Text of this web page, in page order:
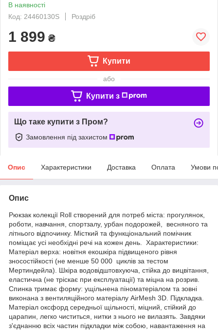
В наявності
Код: 24460130S
Роздріб
1 899 ₴
Купити
або
Купити з
Що таке купити з Пром?
Замовлення під захистом
Опис Характеристики Доставка Оплата Умови
Опис
Рюкзак колекції Roll створений для потреб міста: прогулянок,
роботи, навчання, спортзалу, урбан подорожей, весняного та
літнього відпочинку. Місткий та функціональний помічник
поміщає усі необхідні речі на кожен день. Характеристики:
Матеріал верха: новітня екошкіра підвищеного рівня
зносостійкості (не менше 50 000 циклів за тестом
Мертиндейла). Шкіра водовідштовхуюча, стійка до вицвітання,
еластична (не тріскає при експлуатації) та міцна на розрив.
Спинка тримає форму: ущільнена піноматеріалом та зовні
виконана з вентиляційного матеріалу AirMesh 3D. Підкладка.
Матеріал оксфорд середньої щільності, міцний, стійкий до
царапин, легко чиститься, нитки з нього не вилазять. Завдяки
з'єднанню всіх частин підкладки між собою, навантаження на